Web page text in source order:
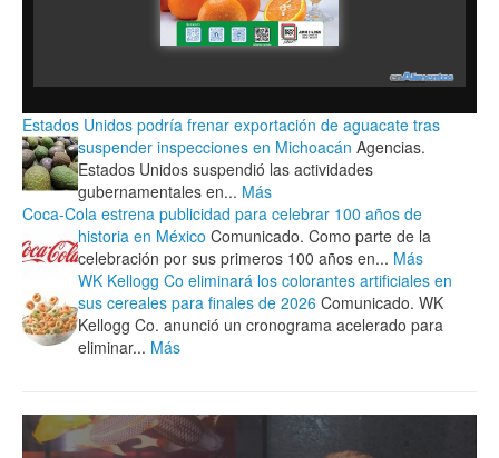
Estados Unidos podría frenar exportación de aguacate tras
suspender inspecciones en Michoacán Agencias.
Estados Unidos suspendió las actividades
gubernamentales en... Más
Coca-Cola estrena publicidad para celebrar 100 años de
historia en México Comunicado. Como parte de la
celebración por sus primeros 100 años en... Más
WK Kellogg Co eliminará los colorantes artificiales en
sus cereales para finales de 2026 Comunicado. WK
Kellogg Co. anunció un cronograma acelerado para
eliminar... Más